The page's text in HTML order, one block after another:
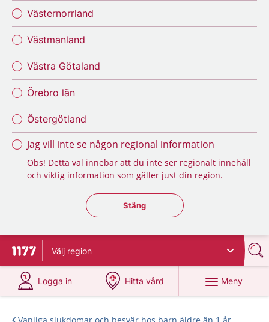
Västernorrland
Västmanland
Västra Götaland
Örebro län
Östergötland
Jag vill inte se någon regional information
Obs! Detta val innebär att du inte ser regionalt innehåll
och viktig information som gäller just din region.
Stäng regionsväljaren
Stäng
Till startsidan för 1177
Välj region
Logga in
på 1177.se
Hitta vård
på 1177.se
Meny